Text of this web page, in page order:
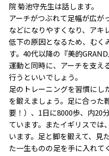
院 菊池守先生は話します。
アーチがつぶれて足幅が広が
などになりやすくなり、アキ
低下の原因となるため、むく
す。40代以降の『美的
運動と同時に、アーチを支え
行うといいでしょう。
足のトレーニングを習慣に
を鍛えましょう。足に合った
要！）、1日に8000歩、内20
ています。またイギリスでは
います。足と脚を鍛えて、見
た一生ものの足を手に入れて